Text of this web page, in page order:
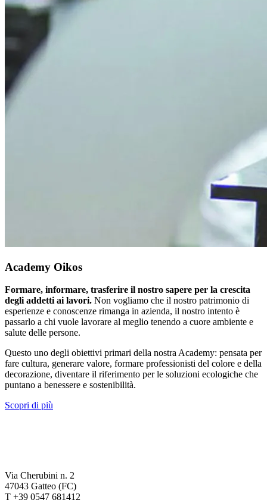
Academy Oikos
Formare, informare, trasferire il nostro sapere per la crescita
degli addetti ai lavori. Non vogliamo che il nostro patrimonio di
esperienze e conoscenze rimanga in azienda, il nostro intento è
passarlo a chi vuole lavorare al meglio tenendo a cuore ambiente e
salute delle persone.
Questo uno degli obiettivi primari della nostra Academy: pensata per
fare cultura, generare valore, formare professionisti del colore e della
decorazione, diventare il riferimento per le soluzioni ecologiche che
puntano a benessere e sostenibilità.
Scopri di più
Via Cherubini n. 2
47043 Gatteo (FC)
T +39 0547 681412